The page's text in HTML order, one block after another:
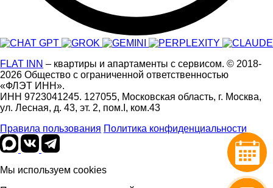
FLAT INN – квартиры и апартаменты с сервисом. © 2018-
2026 Общество с ограниченной ответственностью
«ФЛЭТ ИНН».
ИНН 9723041245. 127055, Московская область, г. Москва,
ул. Лесная, д. 43, эт. 2, пом.I, ком.43
Правила пользования Политика конфиденциальности
Мы используем cookies